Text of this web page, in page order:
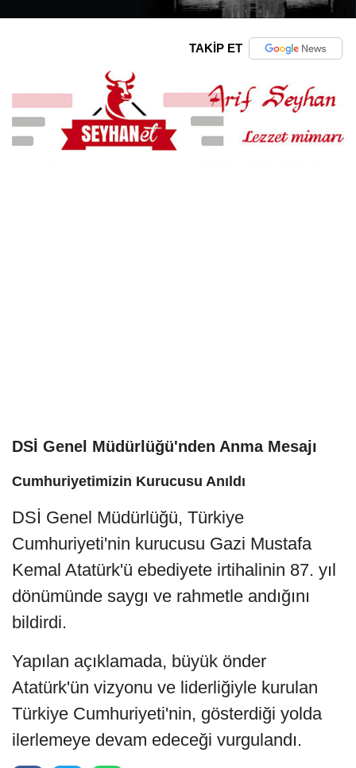
TAKİP ET
DSİ Genel Müdürlüğü'nden Anma Mesajı
Cumhuriyetimizin Kurucusu Anıldı
DSİ Genel Müdürlüğü, Türkiye
Cumhuriyeti'nin kurucusu Gazi Mustafa
Kemal Atatürk'ü ebediyete irtihalinin 87. yıl
dönümünde saygı ve rahmetle andığını
bildirdi.
Yapılan açıklamada, büyük önder
Atatürk'ün vizyonu ve liderliğiyle kurulan
Türkiye Cumhuriyeti'nin, gösterdiği yolda
ilerlemeye devam edeceği vurgulandı.